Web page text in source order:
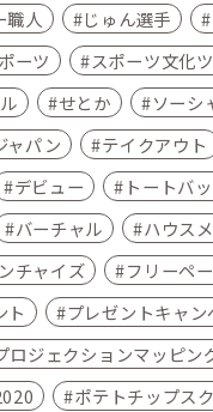
職人 じゅん選手
ーツ スポーツ文化
せとか ソーシ
ャパン テイクアウト
デビュー トートバ
バーチャル ハウス
チャイズ フリーペ
ト プレゼントキャン
ロジェクションマッピン
ポテトチップス